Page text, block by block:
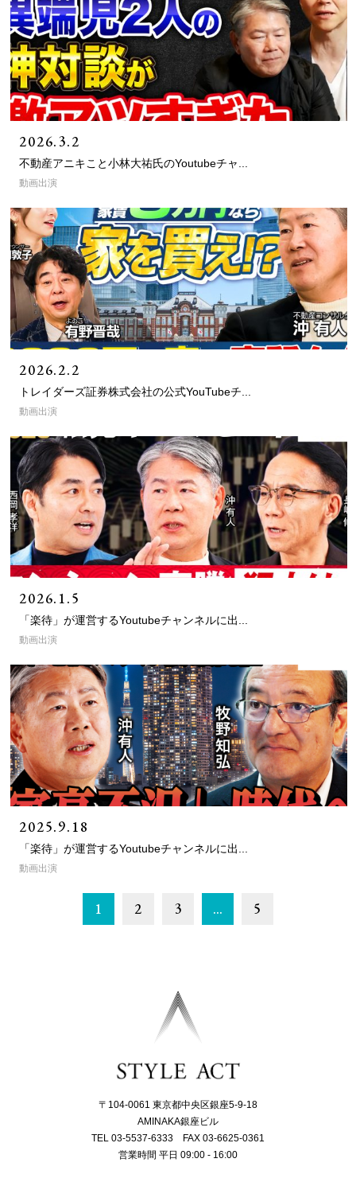
2026.3.2
不動産アニキこと小林大祐氏のYoutubeチャ...
動画出演
2026.2.2
トレイダーズ証券株式会社の公式YouTubeチ...
動画出演
2026.1.5
「楽待」が運営するYoutubeチャンネルに出...
動画出演
2025.9.18
「楽待」が運営するYoutubeチャンネルに出...
動画出演
1 2 3 … 5
〒104-0061 東京都中央区銀座5-9-18
AMINAKA銀座ビル
TEL 03-5537-6333 FAX 03-6625-0361
営業時間 平日 09:00 - 16:00